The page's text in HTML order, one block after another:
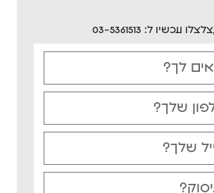
צלצלו עכשיו ל: 03-5361513